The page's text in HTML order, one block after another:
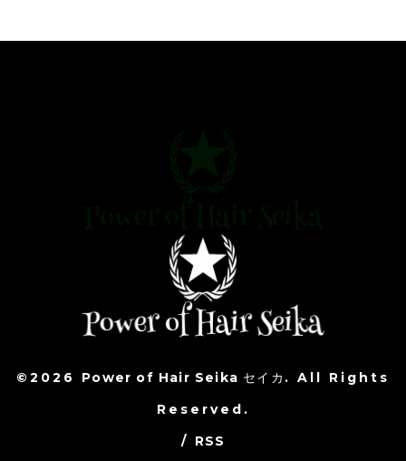
©2026 Power of Hair Seika セイカ . All Rights
Reserved.
/ RSS